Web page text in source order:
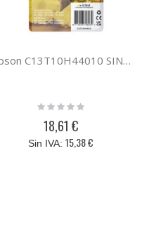
Epson C13T10H44010 SINGLEPACK YELLOW 604XL INK
Rating:
18,61 €
15,38 €